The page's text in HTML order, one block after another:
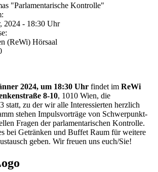
"Parlamentarische Kontrolle"
2024 - 18:30 Uhr
(ReWi) Hörsaal
2024, um 18:30 Uhr findet im ReWi
8-10, 1010 Wien, die
statt, zu der wir alle Interessierten herzlich
stehen Impulsvorträge von Schwerpunkt-
Fragen der parlamentarischen Kontrolle.
bei Getränken und Buffet Raum für weitere
geben. Wir freuen uns euch/Sie!